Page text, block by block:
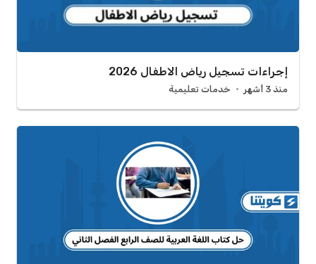
إجراءات تسجيل رياض الاطفال 2026
منذ 3 أشهر خدمات تعليمية